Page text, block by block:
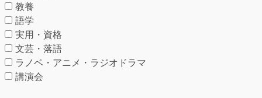
教養
語学
実用・資格
文芸・落語
ラノベ・アニメ・ラジオドラマ
講演会